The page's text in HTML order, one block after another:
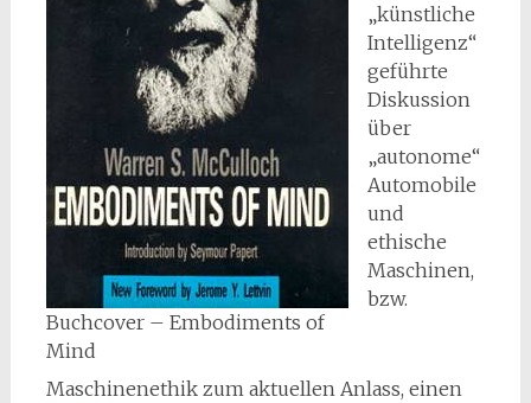
Buchcover – Embodiments of
Mind
„künstliche
Intelligenz“
geführte
Diskussion
über
„autonome“
Automobile
und
ethische
Maschinen,
bzw.
Maschinenethik zum aktuellen Anlass, einen